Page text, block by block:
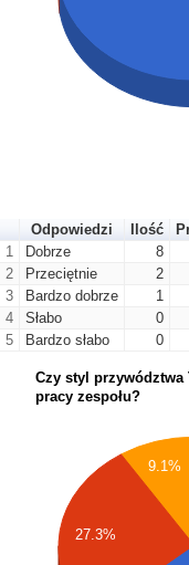
Odpowiedzi Ilość
1
Dobrze 8
2
Przeciętnie 2
3
Bardzo dobrze 1
4
Słabo 0
5
Bardzo słabo 0
Czy styl przywództwa
pracy zespołu?
9.1%
27.3%